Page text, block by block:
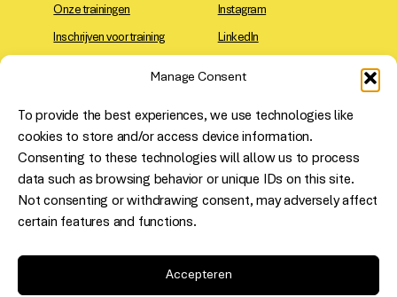
Manage Consent
To provide the best experiences, we use technologies like
cookies to store and/or access device information.
Consenting to these technologies will allow us to process
data such as browsing behavior or unique IDs on this site.
Not consenting or withdrawing consent, may adversely affect
certain features and functions.
Accepteren
Onze trainingen
Inschrijven voor training
Instagram
LinkedIn
VIND ONS
Den Haag
: Saturnusstraat 14,
2516 AH
Rotterdam: Westblaak 5, 3012
KC
Utrecht: Niasstraat 1, 3531 WR
Meld je aan voor onze
partner in SROI.